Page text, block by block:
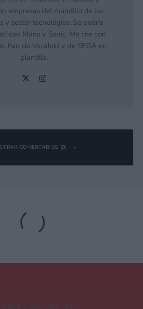
empresas del mundillo de los
y sector tecnológico. Se podría
con Mario y Sonic. Me crie con
Fan de Vocaloid y de SEGA en
plantilla.
COMENTARIOS (0)
no será publicada.
con*